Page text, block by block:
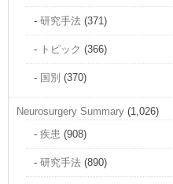
研究手法 (371)
トピック (366)
国別 (370)
Neurosurgery Summary (1,026)
疾患 (908)
研究手法 (890)